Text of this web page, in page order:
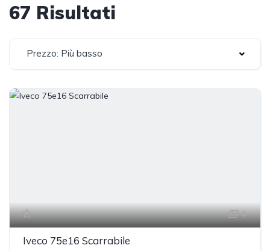
67 Risultati
Prezzo: Più basso
4
Iveco 75e16 Scarrabile